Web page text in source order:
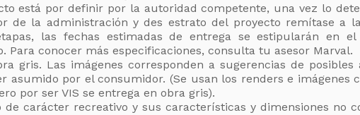
está por definir por la autoridad competente, una vez lo
de la administración y des estrato del proyecto remítase a
las fechas estimadas de entrega se estipularán en
Para conocer más especificaciones, consulta tu asesor Marval.
gris. Las imágenes corresponden a sugerencias de
asumido por el consumidor. (Se usan los renders e imágenes
por ser VIS se entrega en obra gris).
de carácter recreativo y sus características y dimensiones no